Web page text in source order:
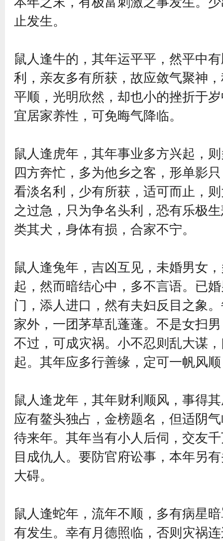
止发生。
鼠人逢牛的，其年运平平，然平中
利，亲友多有所获，故应敛气聚神
平顺，光明欣然，却也小的挫折于
宜居家养性，可免晦气降临。
鼠人逢虎年，其年事业多方兴起，
四方奔忙，多为他乡之客，形单影
看淡名利，少有所获，适可而止，
之过急，只为争名头利，恐有乐极
类其犬，身体有损，合家不宁。
鼠人逢兔年，吉凶互见，未婚男女
起，然而暗结心中，多不言语。已
门，添人进口，然有夫妇反目之象
家外，一团茅草乱蓬蓬。不是女扫
不过，可成灾祸。小不忍则乱大谋
起。其年应多行善缘，定可一帆风
鼠人逢龙年，其年财利顺风，事得
应有鳌头独占，金榜题名，但适阴
待来年。其年当有小人后伺，交友
目成仇人。要防官府讼事，本年另
大碍。
鼠人逢蛇年，流年不顺，多有病星
有发生。幸有月德照临，否则灾祸